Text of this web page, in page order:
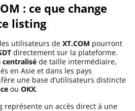
: ce que change
listing
utilisateurs de XT.COM pourront
directement sur la plateforme.
centralisé de taille intermédiaire,
en Asie et dans les pays
une base d’utilisateurs distincte
ou OKX.
représente un accès direct à une